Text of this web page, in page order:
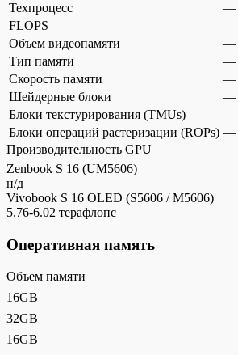
Техпроцесс
—
FLOPS
—
Объем видеопамяти
—
Тип памяти
—
Скорость памяти
—
Шейдерные блоки
—
Блоки текстурирования (TMUs)
—
Блоки операций растеризации (ROPs) —
Производительность GPU
Zenbook S 16 (UM5606)
н/д
Vivobook S 16 OLED (S5606 / M5606)
5.76-6.02 терафлопс
Оперативная память
Объем памяти
16GB
32GB
16GB